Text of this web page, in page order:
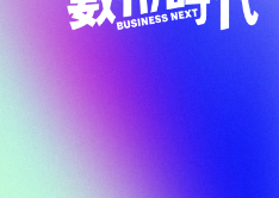
4.0前的必要基礎。 圖／ 博克來
慧製造已經做得很好，現
求很高。